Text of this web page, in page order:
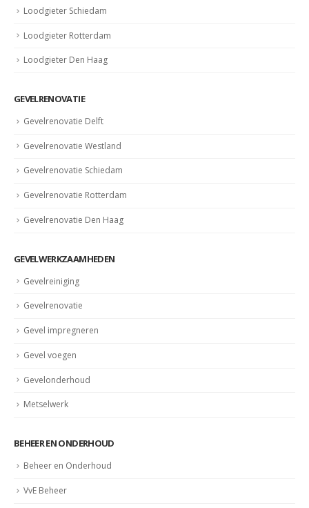
Loodgieter Schiedam
Loodgieter Rotterdam
Loodgieter Den Haag
GEVELRENOVATIE
Gevelrenovatie Delft
Gevelrenovatie Westland
Gevelrenovatie Schiedam
Gevelrenovatie Rotterdam
Gevelrenovatie Den Haag
GEVELWERKZAAMHEDEN
Gevelreiniging
Gevelrenovatie
Gevel impregneren
Gevel voegen
Gevelonderhoud
Metselwerk
BEHEER EN ONDERHOUD
Beheer en Onderhoud
VvE Beheer